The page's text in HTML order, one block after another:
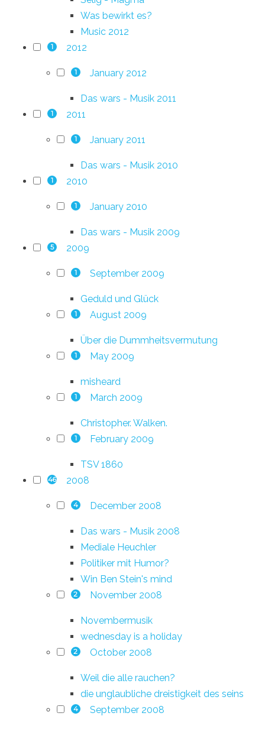
Was bewirkt es?
Music 2012
1 2012
1 January 2012
Das wars - Musik 2011
1 2011
1 January 2011
Das wars - Musik 2010
1 2010
1 January 2010
Das wars - Musik 2009
5 2009
1 September 2009
Geduld und Glück
1 August 2009
Über die Dummheitsvermutung
1 May 2009
misheard
1 March 2009
Christopher. Walken.
1 February 2009
TSV 1860
46 2008
4 December 2008
Das wars - Musik 2008
Mediale Heuchler
Politiker mit Humor?
Win Ben Stein's mind
2 November 2008
Novembermusik
wednesday is a holiday
2 October 2008
Weil die alle rauchen?
die unglaubliche dreistigkeit des seins
4 September 2008